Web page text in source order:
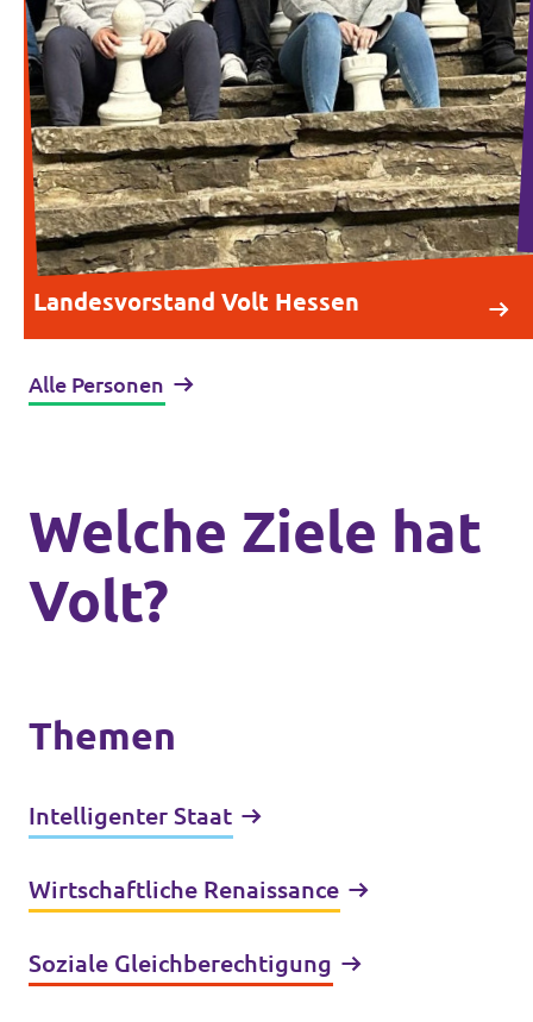
Landesvorstand Volt Hessen
Alle Personen
Welche Ziele hat
Volt?
Themen
Intelligenter Staat
Wirtschaftliche Renaissance
Soziale Gleichberechtigung